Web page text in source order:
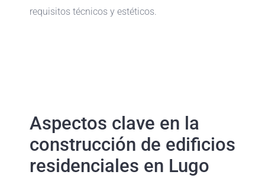
requisitos técnicos y estéticos.
Aspectos clave en la
construcción de edificios
residenciales en Lugo